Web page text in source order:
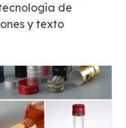
de
y texto